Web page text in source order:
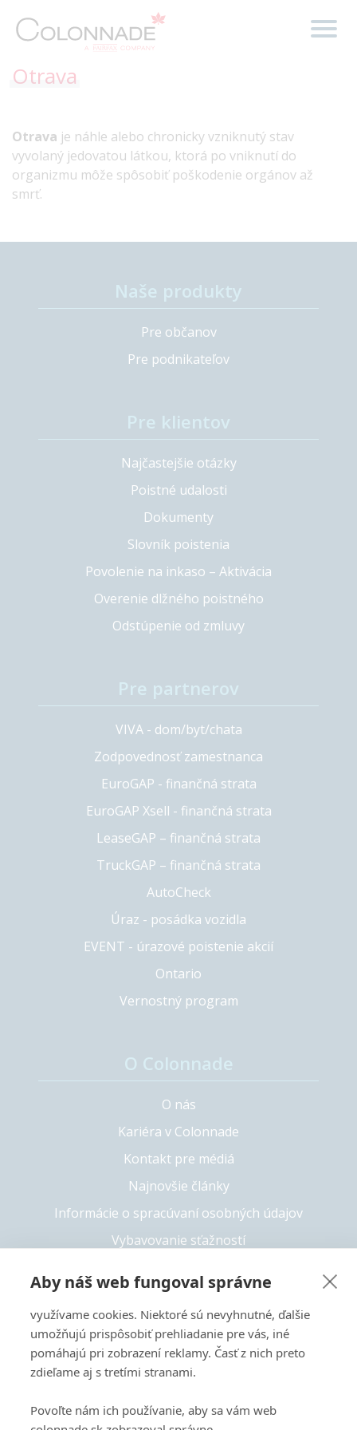
Otrava
Otrava je náhle alebo chronicky vzniknutý stav
vyvolaný jedovatou látkou, ktorá po vniknutí do
organizmu môže spôsobiť poškodenie orgánov až
smrť.
Pre občanov
Pre podnikateľov
Najčastejšie otázky
Poistné udalosti
Dokumenty
Slovník poistenia
Povolenie na inkaso – Aktivácia
Overenie dlžného poistného
Odstúpenie od zmluvy
VIVA - dom/byt/chata
Zodpovednosť zamestnanca
EuroGAP - finančná strata
EuroGAP Xsell - finančná strata
LeaseGAP – finančná strata
TruckGAP – finančná strata
AutoCheck
Úraz - posádka vozidla
EVENT - úrazové poistenie akcií
Ontario
Vernostný program
O nás
Kariéra v Colonnade
Kontakt pre médiá
Najnovšie články
Informácie o spracúvaní osobných údajov
Vybavovanie sťažností
Solvency II
Prístupnosť
Copyright 2026 © Colonnade
Aby náš web fungoval správne
využívame cookies. Niektoré sú nevyhnutné, ďalšie
umožňujú prispôsobiť prehliadanie pre vás, iné
pomáhajú pri zobrazení reklamy. Časť z nich preto
zdieľame aj s tretími stranami.
Povoľte nám ich používanie, aby sa vám web